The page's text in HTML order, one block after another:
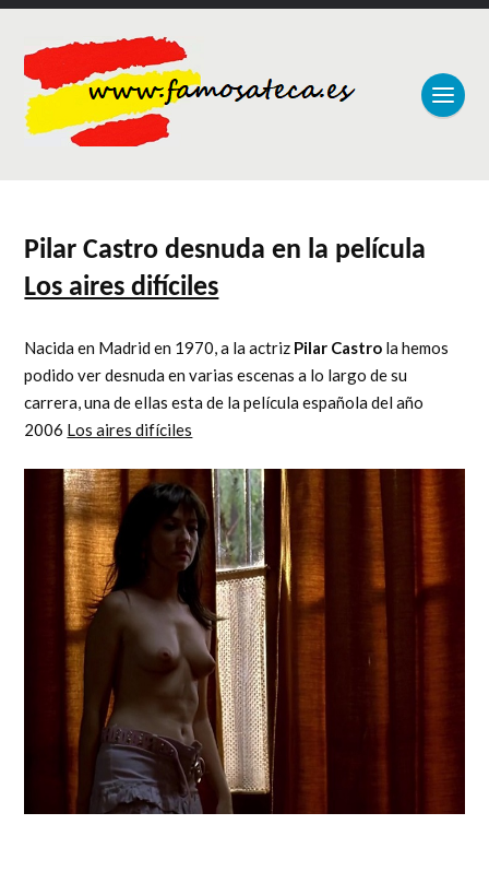
Pilar Castro desnuda en la película
Los aires difíciles
Nacida en Madrid en 1970, a la actriz Pilar Castro la hemos
podido ver desnuda en varias escenas a lo largo de su
carrera, una de ellas esta de la película española del año
2006 Los aires difíciles